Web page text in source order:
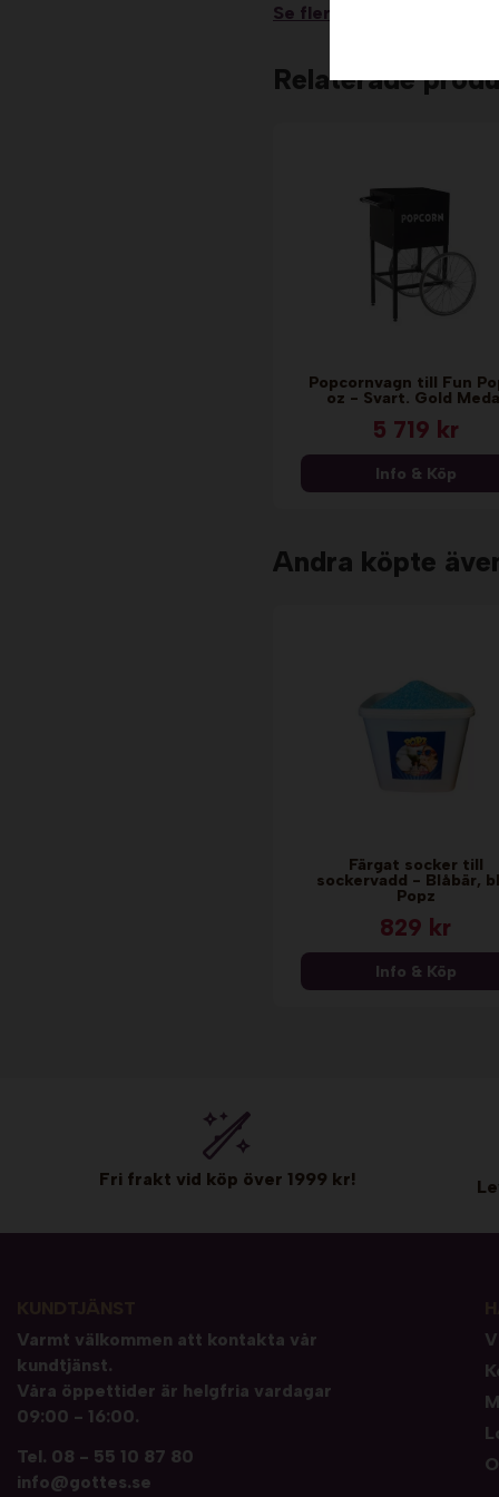
Se fler recensioner...
Relaterade
Popcornvagn till Fun
oz - Svart. Gold
5 719 kr
Info & Köp
Andra köpte
Färgat socker till
sockervadd - Blåbär,
Popz
829 kr
Info & Köp
Fri frakt vid köp över 1999 kr!
Varmt välkommen att kontakta vår
kundtjänst.
Våra öppettider är helgfria vardagar
09:00 - 16:00.
Tel. 08 - 55 10 87 80
info@gottes.se